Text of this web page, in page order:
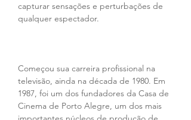
capturar sensações e perturbações de
qualquer espectador.
Começou sua carreira profissional na
televisão, ainda na década de 1980. Em
1987, foi um dos fundadores da Casa de
Cinema de Porto Alegre, um dos mais